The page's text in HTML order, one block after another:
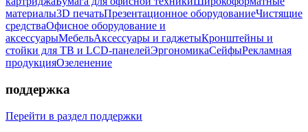
материалы3D печатьПрезентационное оборудованиеЧистящие
средстваОфисное оборудование и
аксессуарыМебельАксессуары и гаджетыКронштейны и
стойки для ТВ и LCD-панелейЭргономикаСейфыРекламная
продукцияОзеленение
поддержка
Перейти в раздел поддержки